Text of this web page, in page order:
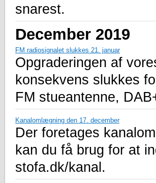
snarest.
December 2019
FM radiosignalet slukkes 21. januar
Opgraderingen af
konsekvens slukkes
FM stueantenne,
Kanalomlægning den 17. december
Der foretages
kan du få brug for at
stofa.dk/kanal.